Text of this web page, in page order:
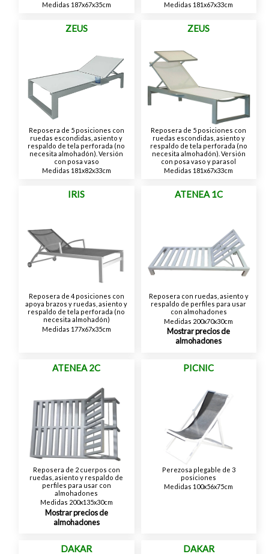
Medidas 187x67x35cm
Medidas 181x67x33cm
ZEUS
Reposera de 5 posiciones con
ruedas escondidas, asiento y
respaldo de tela perforada (no
necesita almohadón). Versión
con posa vaso
Medidas 181x82x33cm
ZEUS
Reposera de 5 posiciones con
ruedas escondidas, asiento y
respaldo de tela perforada (no
necesita almohadón). Versión
con posa vaso y parasol
Medidas 181x67x33cm
IRIS
Reposera de 4 posiciones con
apoya brazos y ruedas, asiento y
respaldo de tela perforada (no
necesita almohadón)
Medidas 177x67x35cm
ATENEA 1C
Reposera con ruedas, asiento y
respaldo de perfiles para usar
con almohadones
Medidas 200x70x30cm
Mostrar precios de
almohadones
ATENEA 2C
Reposera de 2 cuerpos con
ruedas, asiento y respaldo de
perfiles para usar con
almohadones
Medidas 200x135x30cm
Mostrar precios de
almohadones
PICNIC
Perezosa plegable de 3
posiciones
Medidas 100x56x75cm
DAKAR DAKAR